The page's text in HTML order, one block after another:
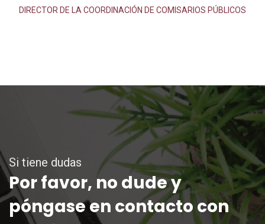
DIRECTOR DE LA COORDINACIÓN DE COMISARIOS PÚBLICOS
Si tiene dudas
Por favor, no dude y
póngase en contacto con